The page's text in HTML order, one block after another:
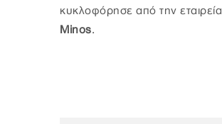
κυκλοφόρησε από την εταιρεία
Μinos.